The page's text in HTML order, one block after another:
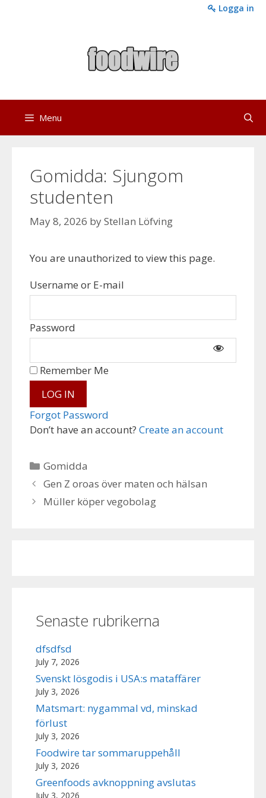
Logga in
Menu
Gomidda: Sjungom
studenten
May 8, 2026 byStellan Löfving
You are unauthorized to view this page.
Username or E-mail
Password
Don’t have an account? Create an account
Remember Me
Forgot Password
Categories
Gomidda
Gen Z oroas över maten och hälsan
Müller köper vegobolag
Senaste rubrikerna
dfsdfsd
July 7, 2026
Svenskt lösgodis i USA:s mataffärer
July 3, 2026
Matsmart: nygammal vd, minskad
förlust
July 3, 2026
Foodwire tar sommaruppehåll
July 3, 2026
Greenfoods avknoppning avslutas
July 3, 2026